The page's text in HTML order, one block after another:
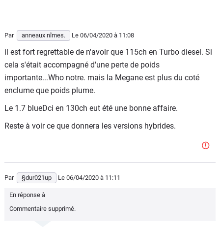
Par anneaux nîmes. Le 06/04/2020 à 11:08
il est fort regrettable de n'avoir que 115ch en Turbo diesel. Si
cela s'était accompagné d'une perte de poids
importante...Who notre. mais la Megane est plus du coté
enclume que poids plume.
Le 1.7 blueDci en 130ch eut été une bonne affaire.
Reste à voir ce que donnera les versions hybrides.
Par §dur021up Le 06/04/2020 à 11:11
En réponse à
Commentaire supprimé.